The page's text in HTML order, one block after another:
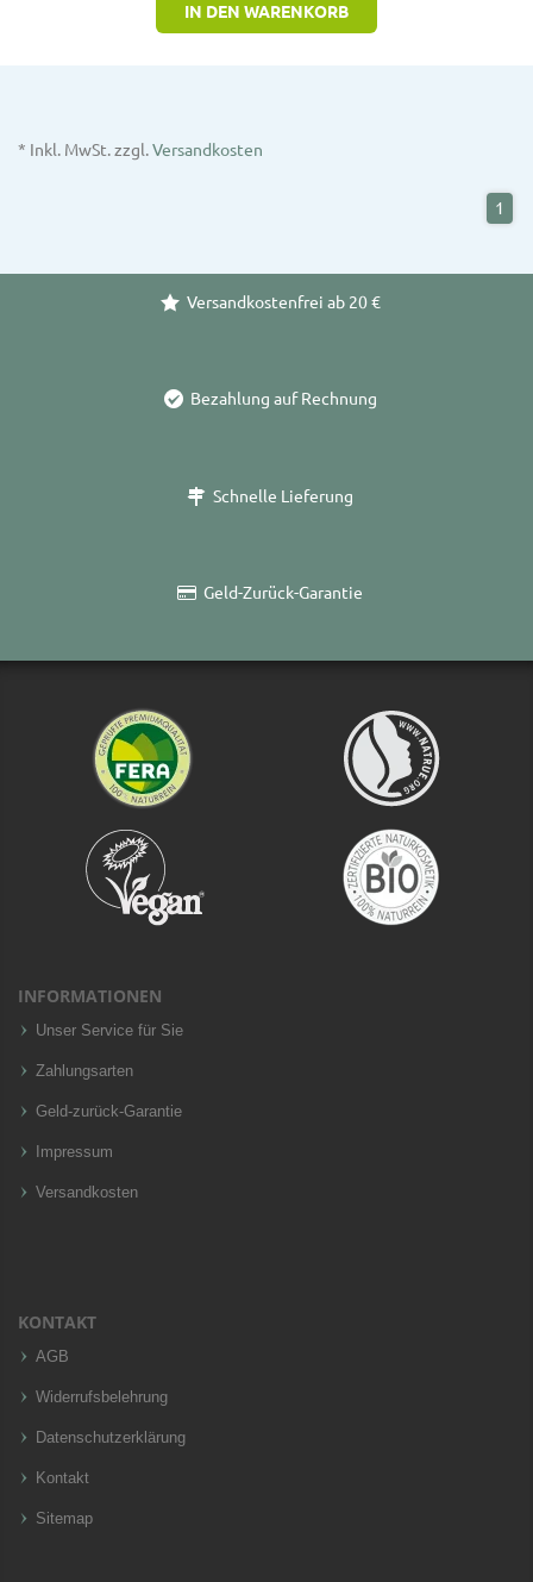
IN DEN WARENKORB
* Inkl. MwSt. zzgl.Versandkosten
1
Versandkostenfrei ab 20 €
Bezahlung auf Rechnung
Schnelle Lieferung
Geld-Zurück-Garantie
INFORMATIONEN
Unser Service für Sie
Zahlungsarten
Geld-zurück-Garantie
Impressum
Versandkosten
KONTAKT
AGB
Widerrufsbelehrung
Datenschutzerklärung
Kontakt
Sitemap